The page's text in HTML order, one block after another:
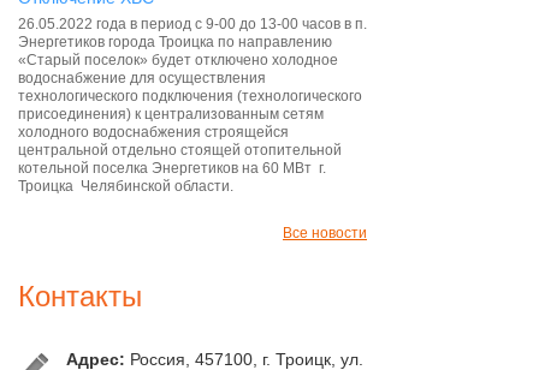
26.05.2022 года в период с 9-00 до 13-00 часов в п.
Энергетиков города Троицка по направлению
«Старый поселок» будет отключено холодное
водоснабжение для осуществления
технологического подключения (технологического
присоединения) к централизованным сетям
холодного водоснабжения строящейся
центральной отдельно стоящей отопительной
котельной поселка Энергетиков на 60 МВт г.
Троицка Челябинской области.
Все новости
Контакты
Адрес: Россия, 457100, г. Троицк, ул.